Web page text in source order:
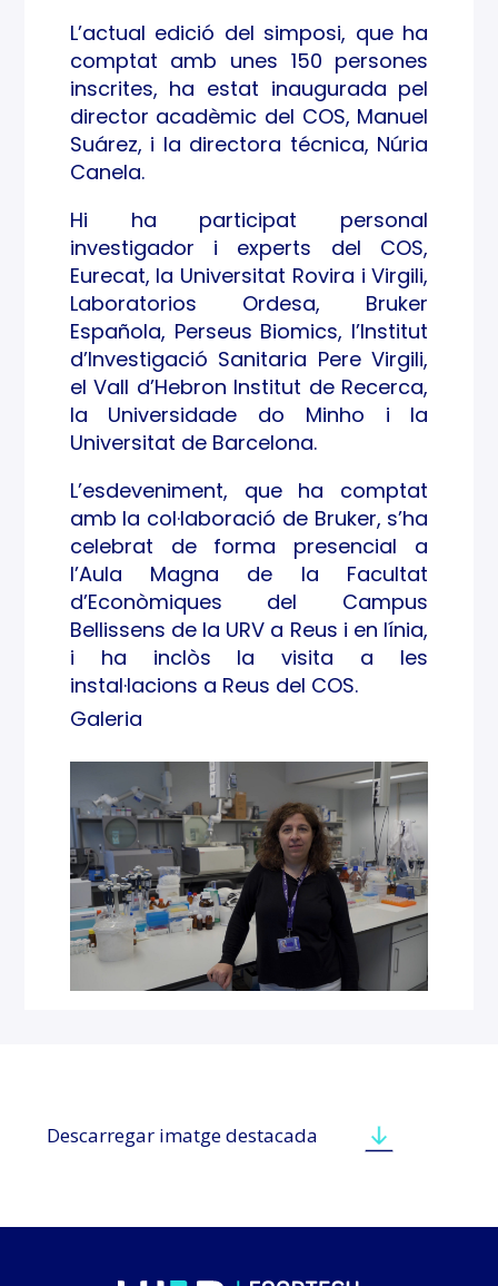
L’actual edició del simposi, que ha
comptat amb unes 150 persones
inscrites, ha estat inaugurada pel
director acadèmic del COS, Manuel
Suárez, i la directora técnica, Núria
Canela.
Hi ha participat personal
investigador i experts del COS,
Eurecat, la Universitat Rovira i Virgili,
Laboratorios Ordesa, Bruker
Española, Perseus Biomics, l’Institut
d’Investigació Sanitaria Pere Virgili,
el Vall d’Hebron Institut de Recerca,
la Universidade do Minho i la
Universitat de Barcelona.
L’esdeveniment, que ha comptat
amb la col·laboració de Bruker, s’ha
celebrat de forma presencial a
l’Aula Magna de la Facultat
d’Econòmiques del Campus
Bellissens de la URV a Reus i en línia,
i ha inclòs la visita a les
instal·lacions a Reus del COS.
Galeria
Descarregar imatge destacada